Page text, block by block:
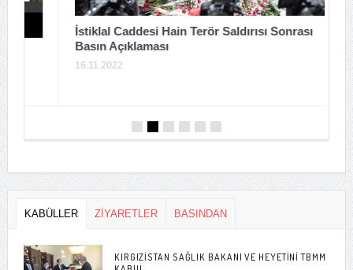
İstiklal Caddesi Hain Terör Saldırısı Sonrası
Basın Açıklaması
16.11.2022
KABÜLLER ZİYARETLER BASINDAN
KIRGIZISTAN SAĞLIK BAKANI VE HEYETINI TBMM